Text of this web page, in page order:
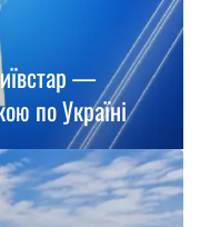
—
по Україні